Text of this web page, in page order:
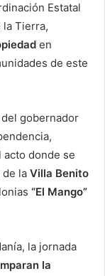
Estatal
la Tierra,
en
de este
gobernador
acto donde se
la Villa Benito
“El Mango”
la jornada
la